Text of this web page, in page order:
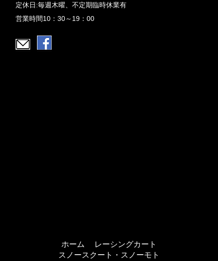
定休日:毎週木曜、不定期臨時休業有
営業時間10：30～19：00
ホーム
レーシングカート
スノースクート・スノーモト